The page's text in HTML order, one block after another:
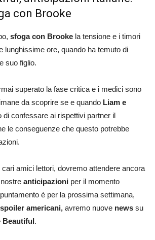
con Brooke
sfoga con Brooke la tensione e i timori
lunghissime ore, quando ha temuto di
suo figlio.
superato la fase critica e i medici sono
da scoprire se e quando Liam e
di confessare ai rispettivi partner il
le conseguenze che questo potrebbe
amici lettori, dovremo attendere ancora
anticipazioni per il momento
è per la prossima settimana,
spoiler americani, avremo nuove news su
Beautiful.